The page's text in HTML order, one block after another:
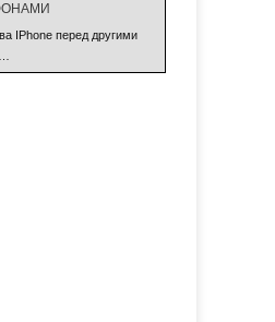
IPhone перед другими